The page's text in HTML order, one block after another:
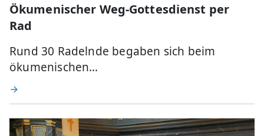
Ökumenischer Weg-Gottesdienst per
Rad
Rund 30 Radelnde begaben sich beim
ökumenischen…